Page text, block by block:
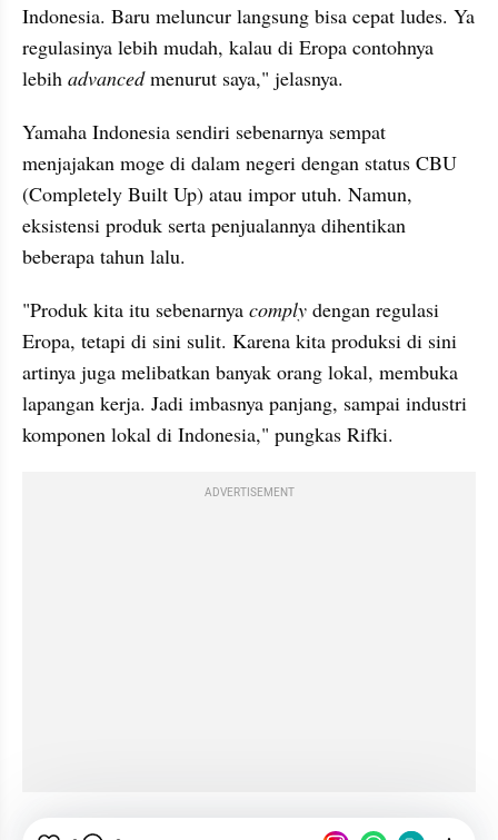
Indonesia. Baru meluncur langsung bisa cepat ludes. Ya
regulasinya lebih mudah, kalau di Eropa contohnya
lebih advanced menurut saya," jelasnya.
Yamaha Indonesia sendiri sebenarnya sempat
menjajakan moge di dalam negeri dengan status CBU
(Completely Built Up) atau impor utuh. Namun,
eksistensi produk serta penjualannya dihentikan
beberapa tahun lalu.
"Produk kita itu sebenarnya comply dengan regulasi
Eropa, tetapi di sini sulit. Karena kita produksi di sini
artinya juga melibatkan banyak orang lokal, membuka
lapangan kerja. Jadi imbasnya panjang, sampai industri
komponen lokal di Indonesia," pungkas Rifki.
ADVERTISEMENT